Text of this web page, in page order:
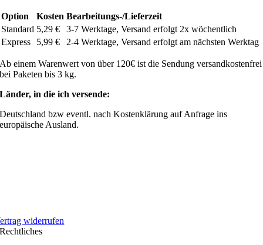
Option Kosten Bearbeitungs-/Lieferzeit
Standard 5,29 €
3-7 Werktage, Versand erfolgt 2x wöchentlich
Express
5,99 € 2-4 Werktage, Versand erfolgt am nächsten Werktag
Ab einem Warenwert von über 120€ ist die Sendung versandkostenfrei
bei Paketen bis 3 kg.
Länder, in die ich versende:
Deutschland bzw eventl. nach Kostenklärung auf Anfrage ins
europäische Ausland.
widerrufen
Rechtliches